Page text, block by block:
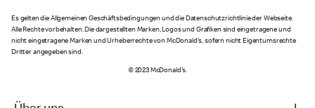
Es gelten die Allgemeinen Geschäftsbedingungen und die Datenschutzrichtlinie der Webseite.
Alle Rechte vorbehalten. Die dargestellten Marken, Logos und Grafiken sind eingetragene und
nicht eingetragene Marken und Urheberrechte von McDonald's, sofern nicht Eigentumsrechte
Dritter angegeben sind.
© 2023 McDonald's.